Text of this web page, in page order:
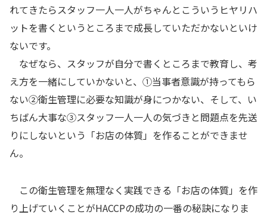
れてきたらスタッフ一人一人がちゃんとこういうヒヤリハ
ットを書くというところまで成長していただかないといけ
ないです。
なぜなら、スタッフが自分で書くところまで教育し、考
え方を一緒にしていかないと、①当事者意識が持ってもら
ない②衛生管理に必要な知識が身につかない、そして、い
ちばん大事な③スタッフ一人一人の気づきと問題点を先送
りにしないという「お店の体質」を作ることができませ
ん。
この衛生管理を無理なく実践できる「お店の体質」を作
り上げていくことがHACCPの成功の一番の秘訣になりま